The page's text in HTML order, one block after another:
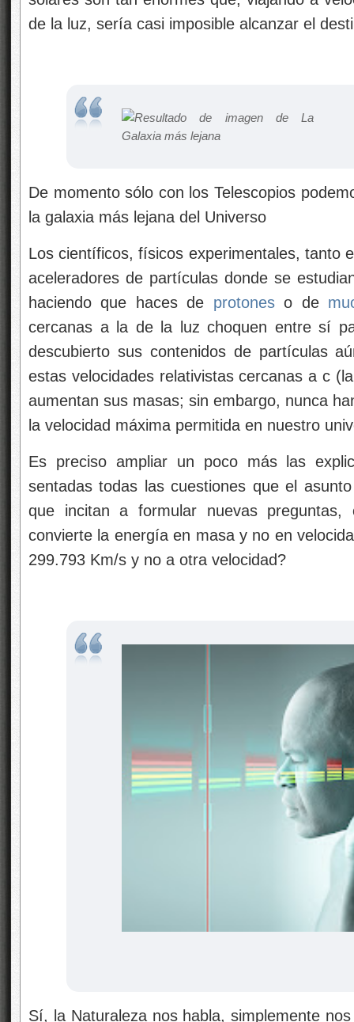
de la luz, sería casi imposible alcanzar el
De momento sólo con los Telescopios
la galaxia más lejana del Universo
Los científicos, físicos experimentales, tanto
aceleradores de partículas donde se
haciendo que haces de protoneso de
cercanas a la de la luz choquen entre sí
descubierto sus contenidos de partículas
estas velocidades relativistas cercanas a c
aumentan sus masas; sin embargo, nunca
la velocidad máxima permitida en nuestro
Es preciso ampliar un poco más las
sentadas todas las cuestiones que el
que incitan a formular nuevas
convierte la energía en masa y no en
299.793 Km/s y no a otra velocidad?
Sí, la Naturaleza nos habla, simplemente